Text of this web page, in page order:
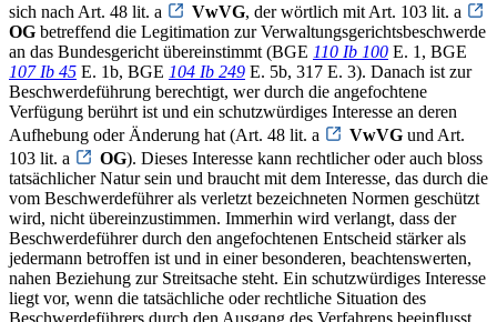
sich nach Art. 48 lit. a
VwVG, der wörtlich mit Art. 103 lit. a
OG betreffend die Legitimation zur Verwaltungsgerichtsbeschwerde
an das Bundesgericht übereinstimmt (BGE 110 Ib 100 E. 1, BGE
107 Ib 45 E. 1b, BGE 104 Ib 249 E. 5b, 317 E. 3). Danach ist zur
Beschwerdeführung berechtigt, wer durch die angefochtene
Verfügung berührt ist und ein schutzwürdiges Interesse an deren
Aufhebung oder Änderung hat (Art. 48 lit. a
VwVG und Art.
103 lit. a
OG). Dieses Interesse kann rechtlicher oder auch bloss
tatsächlicher Natur sein und braucht mit dem Interesse, das durch die
vom Beschwerdeführer als verletzt bezeichneten Normen geschützt
wird, nicht übereinzustimmen. Immerhin wird verlangt, dass der
Beschwerdeführer durch den angefochtenen Entscheid stärker als
jedermann betroffen ist und in einer besonderen, beachtenswerten,
nahen Beziehung zur Streitsache steht. Ein schutzwürdiges Interesse
liegt vor, wenn die tatsächliche oder rechtliche Situation des
Beschwerdeführers durch den Ausgang des Verfahrens beeinflusst